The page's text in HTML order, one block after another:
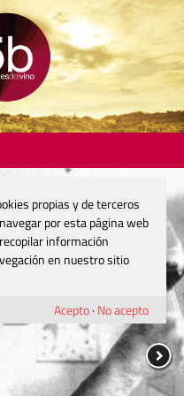
propias y de terceros
por esta página web
información
en nuestro sitio
Acepto· No acepto